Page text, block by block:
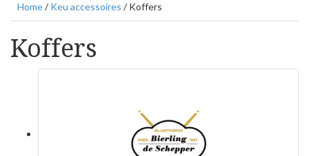
Home/Keu accessoires / Koffers
Koffers